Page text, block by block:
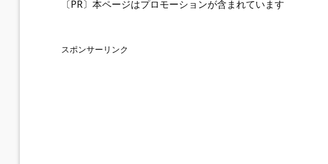
〔PR〕本ページはプロモーションが含まれています
スポンサーリンク